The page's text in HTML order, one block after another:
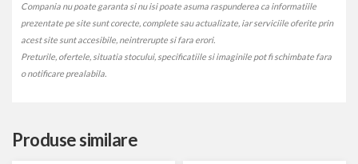
Compania nu poate garanta si nu isi poate asuma raspunderea ca informatiile
prezentate pe site sunt corecte, complete sau actualizate, iar serviciile oferite prin
acest site sunt accesibile, neintrerupte si fara erori.
Preturile, ofertele, situatia stocului, specificatiile si imaginile pot fi schimbate fara
o notificare prealabila.
Produse similare